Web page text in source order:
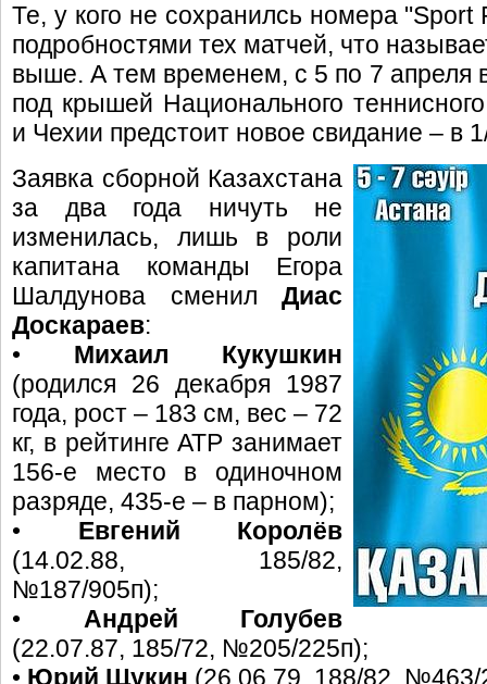
Те, у кого не сохранилсь номера "Sport
подробностями тех матчей, что
выше. А тем временем, с 5 по 7 апреля
под крышей Национального
и Чехии предстоит новое свидание – в
Заявка сборной Казахстана
за два года ничуть не
изменилась, лишь в роли
капитана команды Егора
Шалдунова сменил Диас
Доскараев:
• Михаил Кукушкин
(родился 26 декабря 1987
года, рост – 183 см, вес – 72
кг, в рейтинге ATP занимает
156-е место в одиночном
разряде, 435-е – в парном);
• Евгений Королёв
(14.02.88, 185/82,
№187/905п);
• Андрей Голубев
(22.07.87, 185/72, №205/225п);
• Юрий Щукин (26.06.79, 188/82, №463/